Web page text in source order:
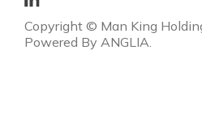
Copyright © Man King
Powered By ANGLIA